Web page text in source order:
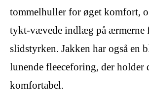
tommelhuller for øget komfort,
tykt-vævede indlæg på ærmerne
slidstyrken. Jakken har også en
lunende fleeceforing, der holder
komfortabel.